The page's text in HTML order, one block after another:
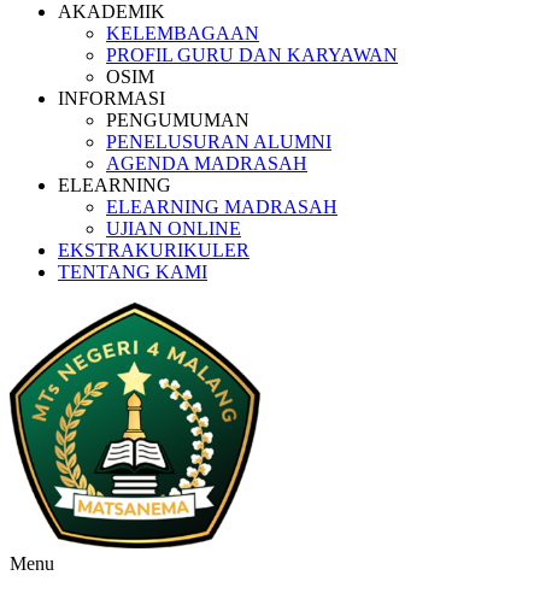
AKADEMIK
KELEMBAGAAN
PROFIL GURU DAN KARYAWAN
OSIM
INFORMASI
PENGUMUMAN
PENELUSURAN ALUMNI
AGENDA MADRASAH
ELEARNING
ELEARNING MADRASAH
UJIAN ONLINE
EKSTRAKURIKULER
TENTANG KAMI
Menu